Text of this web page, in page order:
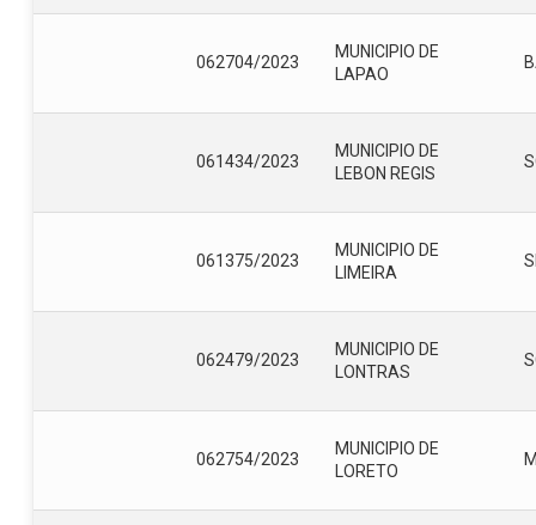
062704/2023
MUNICIPIO DE
LAPAO
061434/2023
MUNICIPIO DE
LEBON REGIS
061375/2023
MUNICIPIO DE
LIMEIRA
062479/2023
MUNICIPIO DE
LONTRAS
062754/2023
MUNICIPIO DE
LORETO